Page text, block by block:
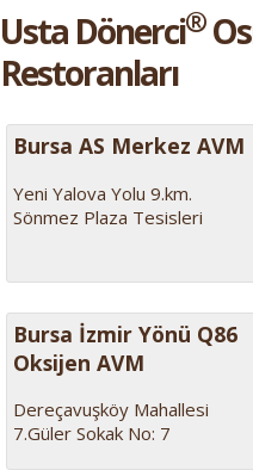
Usta Dönerci®
Restoranları
Bursa AS Merkez AVM
Yeni Yalova Yolu 9.km.
Sönmez Plaza Tesisleri
Bursa İzmir Yönü Q86
Oksijen AVM
Dereçavuşköy Mahallesi
7.Güler Sokak No: 7